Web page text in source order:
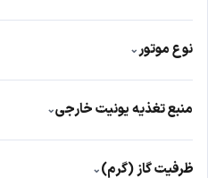
B
نوع موتور⌄
روتاری
تروپیکال
منبع تغذیه یونیت خارجی⌄
تک فاز
ظرفیت گاز (گرم)⌄